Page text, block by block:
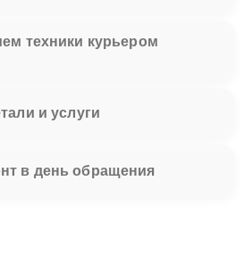
техники курьером
и услуги
в день обращения